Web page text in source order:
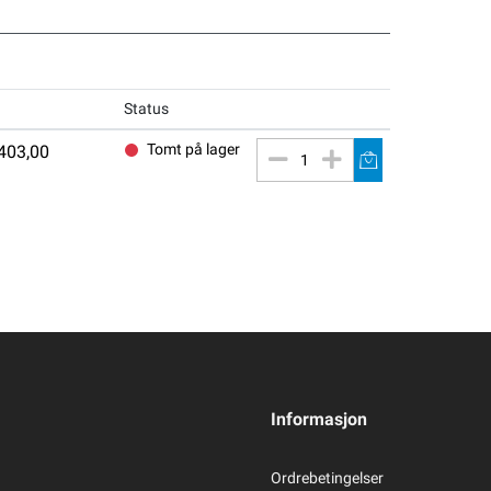
Status
Tomt på lager
Informasjon
Ordrebetingelser